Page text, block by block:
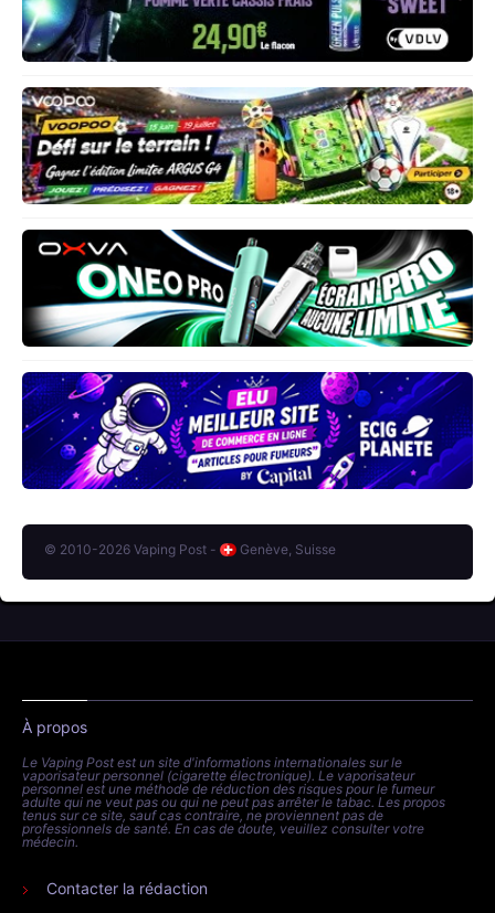
© 2010-2026 Vaping Post - Genève, Suisse
À propos
Le Vaping Post est un site d'informations internationales sur le
vaporisateur personnel (cigarette électronique). Le vaporisateur
personnel est une méthode de réduction des risques pour le fumeur
adulte qui ne veut pas ou qui ne peut pas arrêter le tabac. Les propos
tenus sur ce site, sauf cas contraire, ne proviennent pas de
professionnels de santé. En cas de doute, veuillez consulter votre
médecin.
Contacter la rédaction